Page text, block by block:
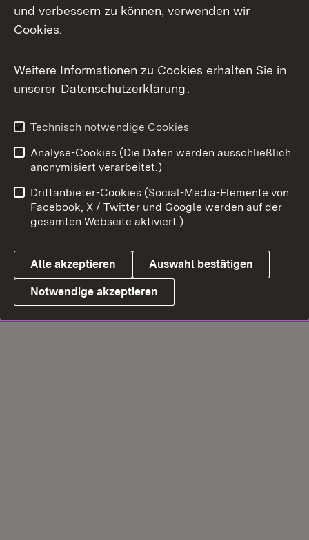
und verbessern zu können, verwenden wir
Cookies.
Weitere Informationen zu Cookies erhalten Sie in
unserer Datenschutzerklärung.
Technisch notwendige Cookies
Analyse-Cookies (Die Daten werden ausschließlich
anonymisiert verarbeitet.)
Drittanbieter-Cookies (Social-Media-Elemente von
Facebook, X / Twitter und Google werden auf der
gesamten Webseite aktiviert.)
Alle akzeptieren Auswahl bestätigen
Notwendige akzeptieren